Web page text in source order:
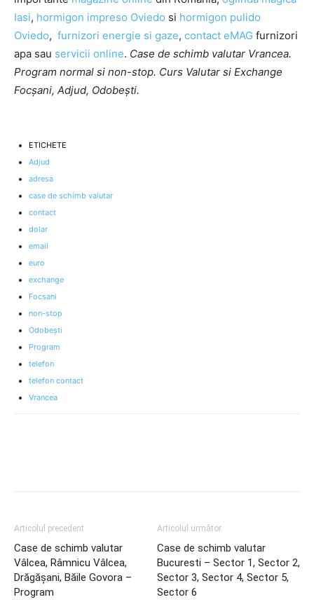
Iasi, hormigon impreso Oviedo si hormigon pulido
Oviedo, furnizori energie si gaze, contact eMAG furnizori
apa sau servicii online. Case de schimb valutar Vrancea.
Program normal si non-stop. Curs Valutar si Exchange
Focșani, Adjud, Odobești.
ETICHETE
Adjud
adresa
case de schimb valutar
contact
dolar
email
euro
exchange
Focsani
non-stop
Odobeşti
Program
telefon
telefon contact
Vrancea
Articolul precedent
Case de schimb valutar
Vâlcea, Râmnicu Vâlcea,
Drăgășani, Băile Govora –
Program
Articolul următor
Case de schimb valutar
Bucuresti – Sector 1, Sector 2,
Sector 3, Sector 4, Sector 5,
Sector 6